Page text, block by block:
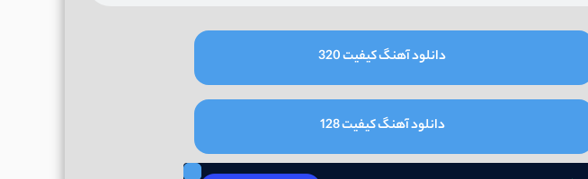
دانلود آهنگ کیفیت 320
دانلود آهنگ کیفیت 128